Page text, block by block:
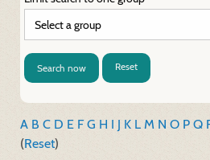
Search now Reset
A B C D E FG H I J K L M N O P Q
(Reset)